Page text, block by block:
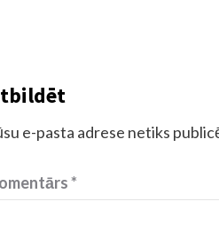
e-pasta adrese netiks
*